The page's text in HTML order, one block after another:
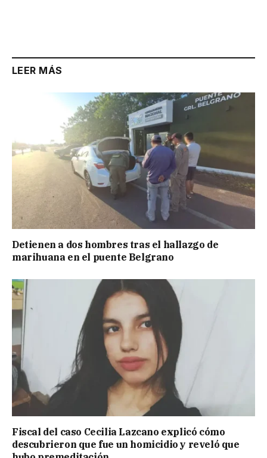
LEER MÁS
Detienen a dos hombres tras el hallazgo de
marihuana en el puente Belgrano
Fiscal del caso Cecilia Lazcano explicó cómo
descubrieron que fue un homicidio y reveló que